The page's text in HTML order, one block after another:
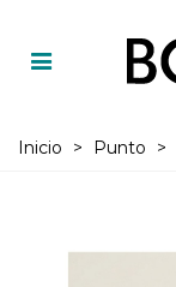
Inicio > Punto >